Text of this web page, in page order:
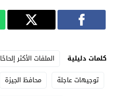
كلمات دليلية الملفات الأكثر إلحاحًا
توجيهات عاجلة
محافظ الجيزة